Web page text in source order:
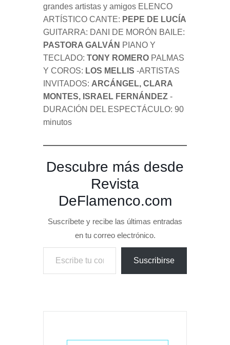
grandes artistas y amigos ELENCO
ARTÍSTICO CANTE: PEPE DE LUCÍA
GUITARRA: DANI DE MORÓN BAILE:
PASTORA GALVÁN PIANO Y
TECLADO: TONY ROMERO PALMAS
Y COROS: LOS MELLIS -ARTISTAS
INVITADOS: ARCÁNGEL, CLARA
MONTES, ISRAEL FERNÁNDEZ -
DURACIÓN DEL ESPECTÁCULO: 90
minutos
Descubre más desde
Revista
DeFlamenco.com
Suscríbete y recibe las últimas entradas
en tu correo electrónico.
Escribe tu correo electrónico…
Suscribirse